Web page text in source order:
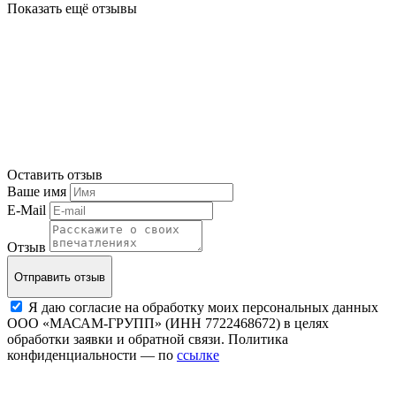
Показать ещё отзывы
Оставить отзыв
Ваше имя
E-Mail
Отзыв
Отправить отзыв
Я даю согласие на обработку моих персональных данных
ООО «МАСАМ-ГРУПП» (ИНН 7722468672) в целях
обработки заявки и обратной связи. Политика
конфиденциальности — по ссылке